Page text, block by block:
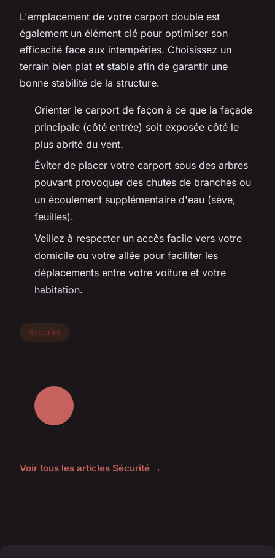
L'emplacement de votre carport double est
également un élément clé pour optimiser son
efficacité face aux intempéries. Choisissez un
terrain bien plat et stable afin de garantir une
bonne stabilité de la structure.
Orienter le carport de façon à ce que la façade
principale (côté entrée) soit exposée côté le
plus abrité du vent.
Éviter de placer votre carport sous des arbres
pouvant provoquer des chutes de branches ou
un écoulement supplémentaire d'eau (sève,
feuilles).
Veillez à respecter un accès facile vers votre
domicile ou votre allée pour faciliter les
déplacements entre votre voiture et votre
habitation.
Sécurité
Voir tous les articles Sécurité →